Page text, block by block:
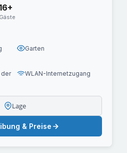
Gäste
Garten
der
WLAN-Internetzugang
Lage
& Preise